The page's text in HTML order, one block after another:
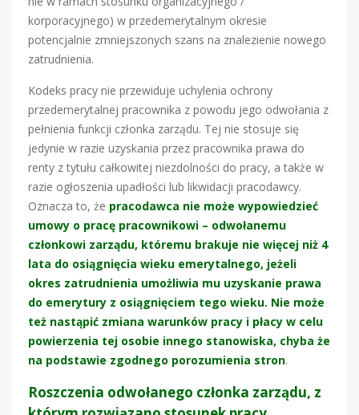
korporacyjnego) w przedemerytalnym okresie
potencjalnie zmniejszonych szans na znalezienie nowego
zatrudnienia.
Kodeks pracy nie przewiduje uchylenia ochrony
przedemerytalnej pracownika z powodu jego odwołania z
pełnienia funkcji członka zarządu. Tej nie stosuje się
jedynie w razie uzyskania przez pracownika prawa do
renty z tytułu całkowitej niezdolności do pracy, a także w
razie ogłoszenia upadłości lub likwidacji pracodawcy.
Oznacza to, że pracodawca nie może wypowiedzieć
umowy o pracę pracownikowi – odwołanemu
członkowi zarządu, któremu brakuje nie więcej niż 4
lata do osiągnięcia wieku emerytalnego, jeżeli
okres zatrudnienia umożliwia mu uzyskanie prawa
do emerytury z osiągnięciem tego wieku. Nie może
też nastąpić zmiana warunków pracy i płacy w celu
powierzenia tej osobie innego stanowiska, chyba że
na podstawie zgodnego porozumienia stron.
Roszczenia odwołanego członka zarządu, z